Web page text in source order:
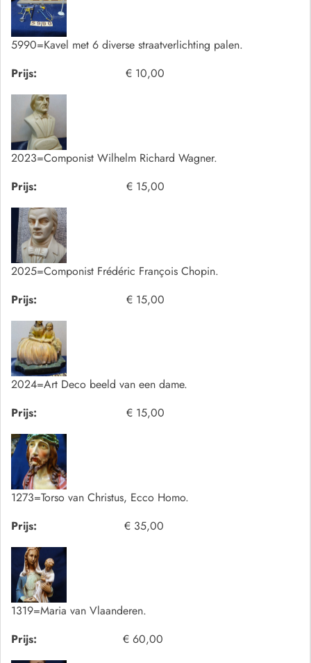
5990=Kavel met 6 diverse straatverlichting palen.
Prijs:
€ 10,00
2023=Componist Wilhelm Richard Wagner.
Prijs:
€ 15,00
2025=Componist Frédéric François Chopin.
Prijs:
€ 15,00
2024=Art Deco beeld van een dame.
Prijs:
€ 15,00
1273=Torso van Christus, Ecco Homo.
Prijs:
€ 35,00
1319=Maria van Vlaanderen.
Prijs:
€ 60,00